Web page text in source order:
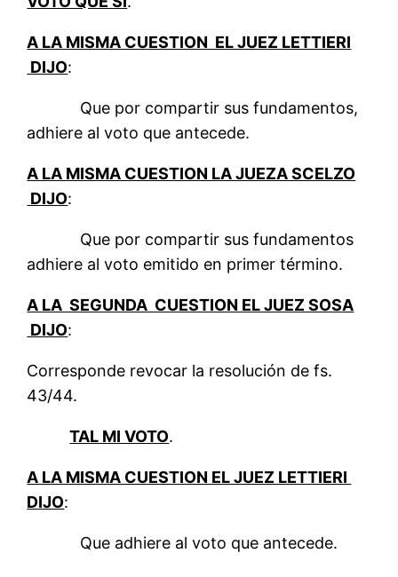
A LA MISMA CUESTION EL JUEZ LETTIERI
DIJO:
Que por compartir sus fundamentos,
adhiere al voto que antecede.
A LA MISMA CUESTION LA JUEZA SCELZO
DIJO:
Que por compartir sus fundamentos
adhiere al voto emitido en primer término.
A LA SEGUNDA CUESTION EL JUEZ SOSA
DIJO:
Corresponde revocar la resolución de fs.
43/44.
TAL MI VOTO.
A LA MISMA CUESTION EL JUEZ LETTIERI
DIJO:
Que adhiere al voto que antecede.